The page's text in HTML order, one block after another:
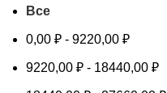
Все
0,00 ₽ - 9220,00 ₽
9220,00 ₽ - 18440,00 ₽